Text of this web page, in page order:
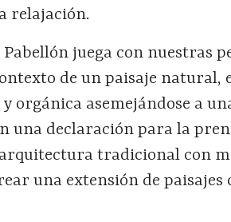
relajación.
Pabellón juega con nuestras
de un paisaje natural,
orgánica asemejándose a
una declaración para la
tradicional con
una extensión de paisajes